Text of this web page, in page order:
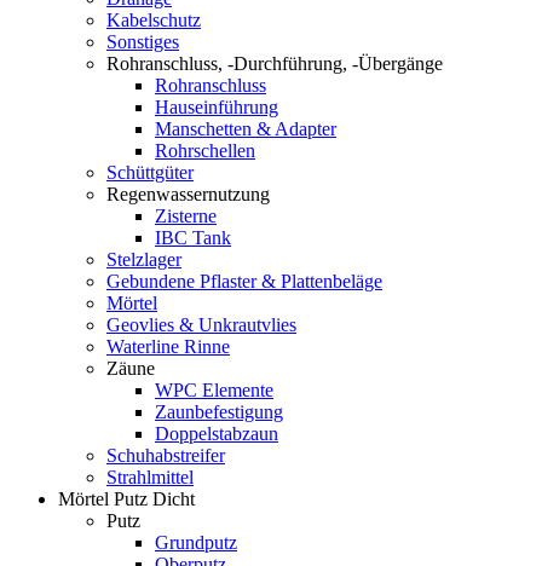
Kabelschutz
Sonstiges
Rohranschluss, -Durchführung, -Übergänge
Rohranschluss
Hauseinführung
Manschetten & Adapter
Rohrschellen
Schüttgüter
Regenwassernutzung
Zisterne
IBC Tank
Stelzlager
Gebundene Pflaster & Plattenbeläge
Mörtel
Geovlies & Unkrautvlies
Waterline Rinne
Zäune
WPC Elemente
Zaunbefestigung
Doppelstabzaun
Schuhabstreifer
Strahlmittel
Mörtel Putz Dicht
Putz
Grundputz